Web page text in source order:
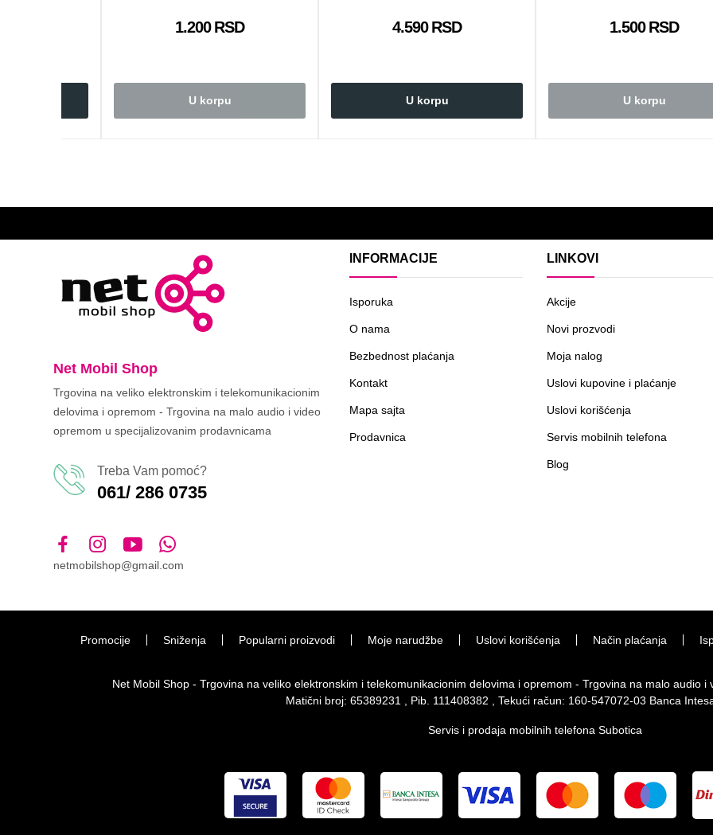
1.200 RSD
U korpu
4.590 RSD
U korpu
1.500 RSD
U korpu
Net Mobil Shop
Trgovina na veliko elektronskim i telekomunikacionim
delovima i opremom - Trgovina na malo audio i video
opremom u specijalizovanim prodavnicama
Treba Vam pomoć?
061/ 286 0735
netmobilshop@gmail.com
INFORMACIJE
Isporuka
O nama
Bezbednost plaćanja
Kontakt
Mapa sajta
Prodavnica
LINKOVI
Akcije
Novi prozvodi
Moja nalog
Uslovi kupovine i plaćanje
Uslovi korišćenja
Servis mobilnih telefona
Blog
Promocije Sniženja Popularni proizvodi Moje narudžbe Uslovi korišćenja Način plaćanja
Net Mobil Shop - Trgovina na veliko elektronskim i telekomunikacionim delovima i opremom - Trgovina na malo audio
Matični broj: 65389231 , Pib. 111408382 , Tekući račun: 160-547072-03 Banca
Servis i prodaja mobilnih telefona Subotica